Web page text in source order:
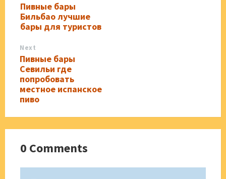
Пивные бары
Бильбао лучшие
бары для туристов
Next
Пивные бары
Севильи где
попробовать
местное испанское
пиво
0 Comments